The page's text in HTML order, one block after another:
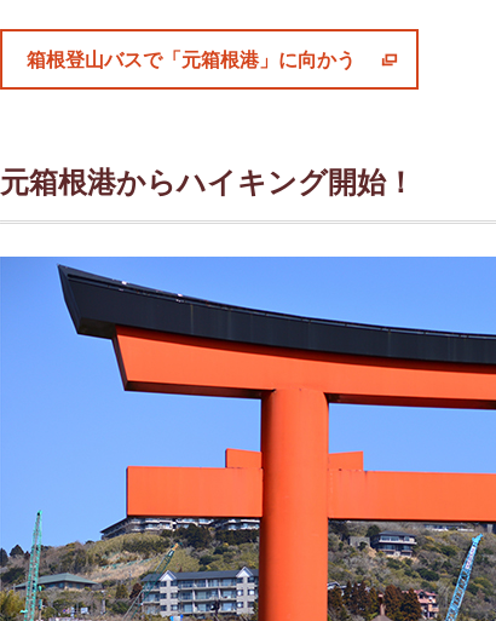
箱根登山バスで「元箱根港」に向かう
元箱根港からハイキング開始！